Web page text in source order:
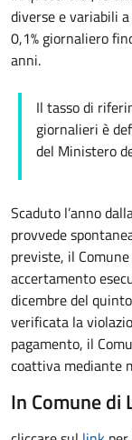
diverse e variabili
0,1% giornaliero
anni.
Il tasso di
giornalieri è
del Ministero
Scaduto l’anno
provvede
previste, il
accertamento
dicembre del
verificata la
pagamento, il
coattiva mediante
In Comune di